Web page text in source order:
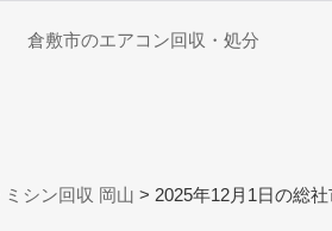
倉敷市のエアコン回収・処分
ミシン回収 岡山 > 2025年12月1日の総